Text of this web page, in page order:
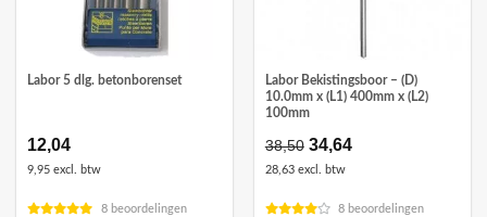
Labor 5 dlg. betonborenset
12,04
9,95 excl. btw
8 beoordelingen
Labor Bekistingsboor – (D)
10.0mm x (L1) 400mm x (L2)
100mm
38,50 Oorspronkelijke
prijs
was:
34,64Huidige
28,63 excl. btw
8 beoordelingen